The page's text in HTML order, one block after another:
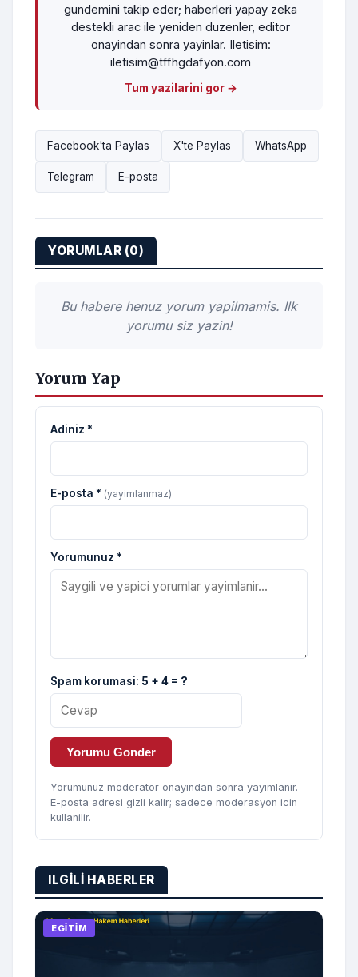
gundemini takip eder; haberleri yapay zeka
destekli arac ile yeniden duzenler, editor
onayindan sonra yayinlar. Iletisim:
iletisim@tffhgdafyon.com
Tum yazilarini gor →
Facebook'ta Paylas X'te Paylas WhatsApp
Telegram E-posta
YORUMLAR (0)
Bu habere henuz yorum yapilmamis. Ilk
yorumu siz yazin!
Yorum Yap
Adiniz *
E-posta * (yayimlanmaz)
Yorumunuz *
Spam korumasi: 5 + 4 = ?
Yorumu Gonder
Yorumunuz moderator onayindan sonra yayimlanir.
E-posta adresi gizli kalir; sadece moderasyon icin
kullanilir.
ILGILI HABERLER
EGITIM